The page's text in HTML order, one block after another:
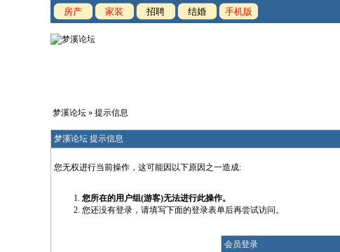
房产 家装 招聘 结婚 手机版
梦溪论坛 » 提示信息
梦溪论坛 提示信息
您无权进行当前操作，这可能因以下原因之一造成:
您所在的用户组(游客)无法进行此操作。
您还没有登录，请填写下面的登录表单后再尝试访问。
会员登录